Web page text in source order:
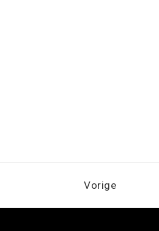
Vorige